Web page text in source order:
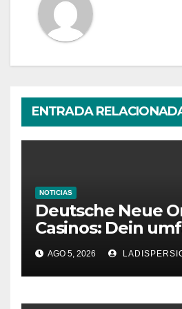
ENTRADA
NOTICIAS
Deutsche Neue
Casinos: Dein
Ratgeber für
AGO 5, 2026